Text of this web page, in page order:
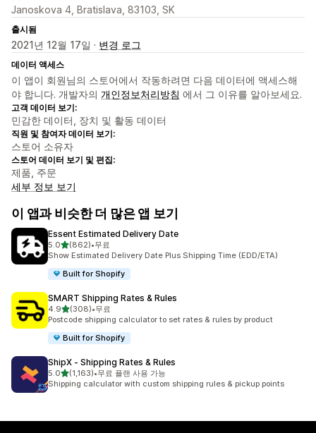
Janoskova 4, Bratislava, 83103, SK
출시됨
2021년 12월 17일 · 변경 로그
데이터 액세스
이 앱이 회원님의 스토어에서 작동하려면 다음 데이터에 액세스해
야 합니다. 개발자의 개인정보처리방침 에서 그 이유를 알아보세요.
고객 데이터 보기:
민감한 데이터, 장치 및 활동 데이터
직원 및 참여자 데이터 보기:
스토어 소유자
스토어 데이터 보기 및 편집:
제품, 주문
세부 정보 보기
이 앱과 비슷한 더 많은 앱 보기
Essent Estimated Delivery Date
5.0별 5개 중
(862)
총 리뷰 862개
•무료
Show Estimated Delivery Date Plus Shipping Time (EDD/ETA)
Built for Shopify
SMART Shipping Rates & Rules
4.9별 5개 중
(308)
총 리뷰 308개
•무료
Postcode shipping calculator to set rates & rules by product
Built for Shopify
ShipX ‑ Shipping Rates & Rules
5.0별 5개 중
(1,163)
총 리뷰 1163개
•무료 플랜 사용 가능
Shipping calculator with custom shipping rules & pickup points